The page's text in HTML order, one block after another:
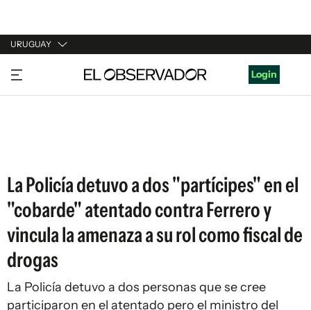
URUGUAY
URUGUAY
ARGENTINA
Login
La Policía detuvo a dos "partícipes" en el
"cobarde" atentado contra Ferrero y
vincula la amenaza a su rol como fiscal de
drogas
La Policía detuvo a dos personas que se cree
participaron en el atentado pero el ministro del